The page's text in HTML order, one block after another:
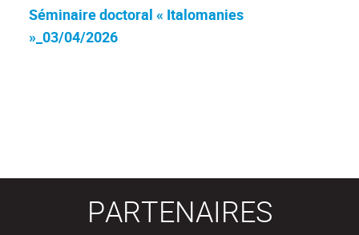
Séminaire doctoral « Italomanies
»_03/04/2026
PARTENAIRES